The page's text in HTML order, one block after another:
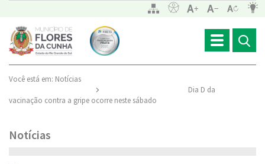
Toggle
navigation
Você está em: Notícias
Dia D da
vacinação contra a gripe ocorre neste sábado
Notícias